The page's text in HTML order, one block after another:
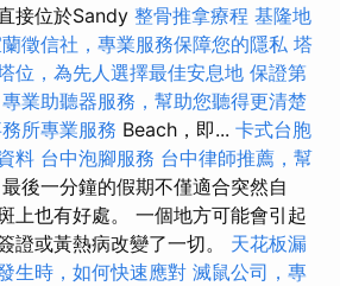
接位於Sandy 整骨推拿療程 基隆地
徵信社，專業服務保障您的隱私 塔
位，為先人選擇最佳安息地 保證第
專業助聽器服務，幫助您聽得更清楚
所專業服務 Beach，即... 卡式台胞
料 台中泡腳服務 台中律師推薦，幫
最後一分鐘的假期不僅適合突然自
上也有好處。 一個地方可能會引起
證或黃熱病改變了一切。 天花板漏
生時，如何快速應對 滅鼠公司，專